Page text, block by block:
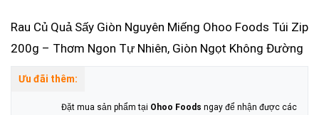
Rau Củ Quả Sấy Giòn Nguyên Miếng Ohoo Foods Túi Zip
200g – Thơm Ngon Tự Nhiên, Giòn Ngọt Không Đường
Ưu đãi thêm:
Đặt mua sản phẩm tại Ohoo Foods ngay để nhận được các